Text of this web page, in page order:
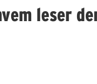
leser